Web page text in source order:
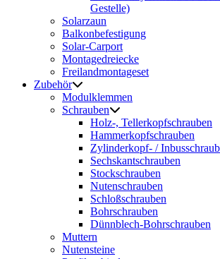
Gestelle)
Solarzaun
Balkonbefestigung
Solar-Carport
Montagedreiecke
Freilandmontageset
Zubehör
Modulklemmen
Schrauben
Holz-, Tellerkopfschrauben
Hammerkopfschrauben
Zylinderkopf- /
Sechskantschrauben
Stockschrauben
Nutenschrauben
Schloßschrauben
Bohrschrauben
Dünnblech-Bohrschrauben
Muttern
Nutensteine